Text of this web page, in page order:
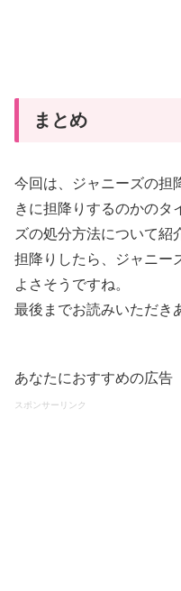
まとめ
今回は、ジャニーズの担
きに担降りするのかのタ
ズの処分方法について紹
担降りしたら、ジャニー
よさそうですね。
最後までお読みいただき
あなたにおすすめの広告
スポンサーリンク